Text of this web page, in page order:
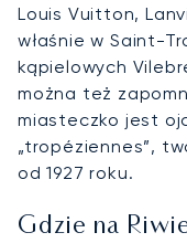
Louis Vuitton,
właśnie w Saint-
kąpielowych
można też
miasteczko jest
„tropéziennes”,
od 1927 roku.
Gdzie na